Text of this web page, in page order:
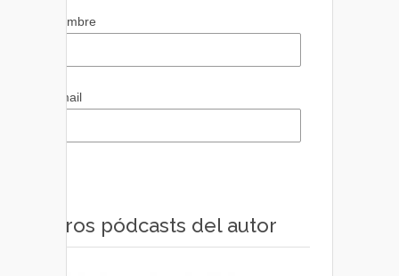
Nombre
Email
Otros pódcasts del autor